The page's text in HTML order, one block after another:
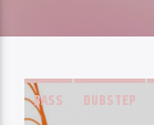
BASS DUBSTEP